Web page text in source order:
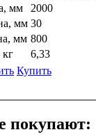
мм
2000
мм 30
мм 800
6,33
Купить
покупают: